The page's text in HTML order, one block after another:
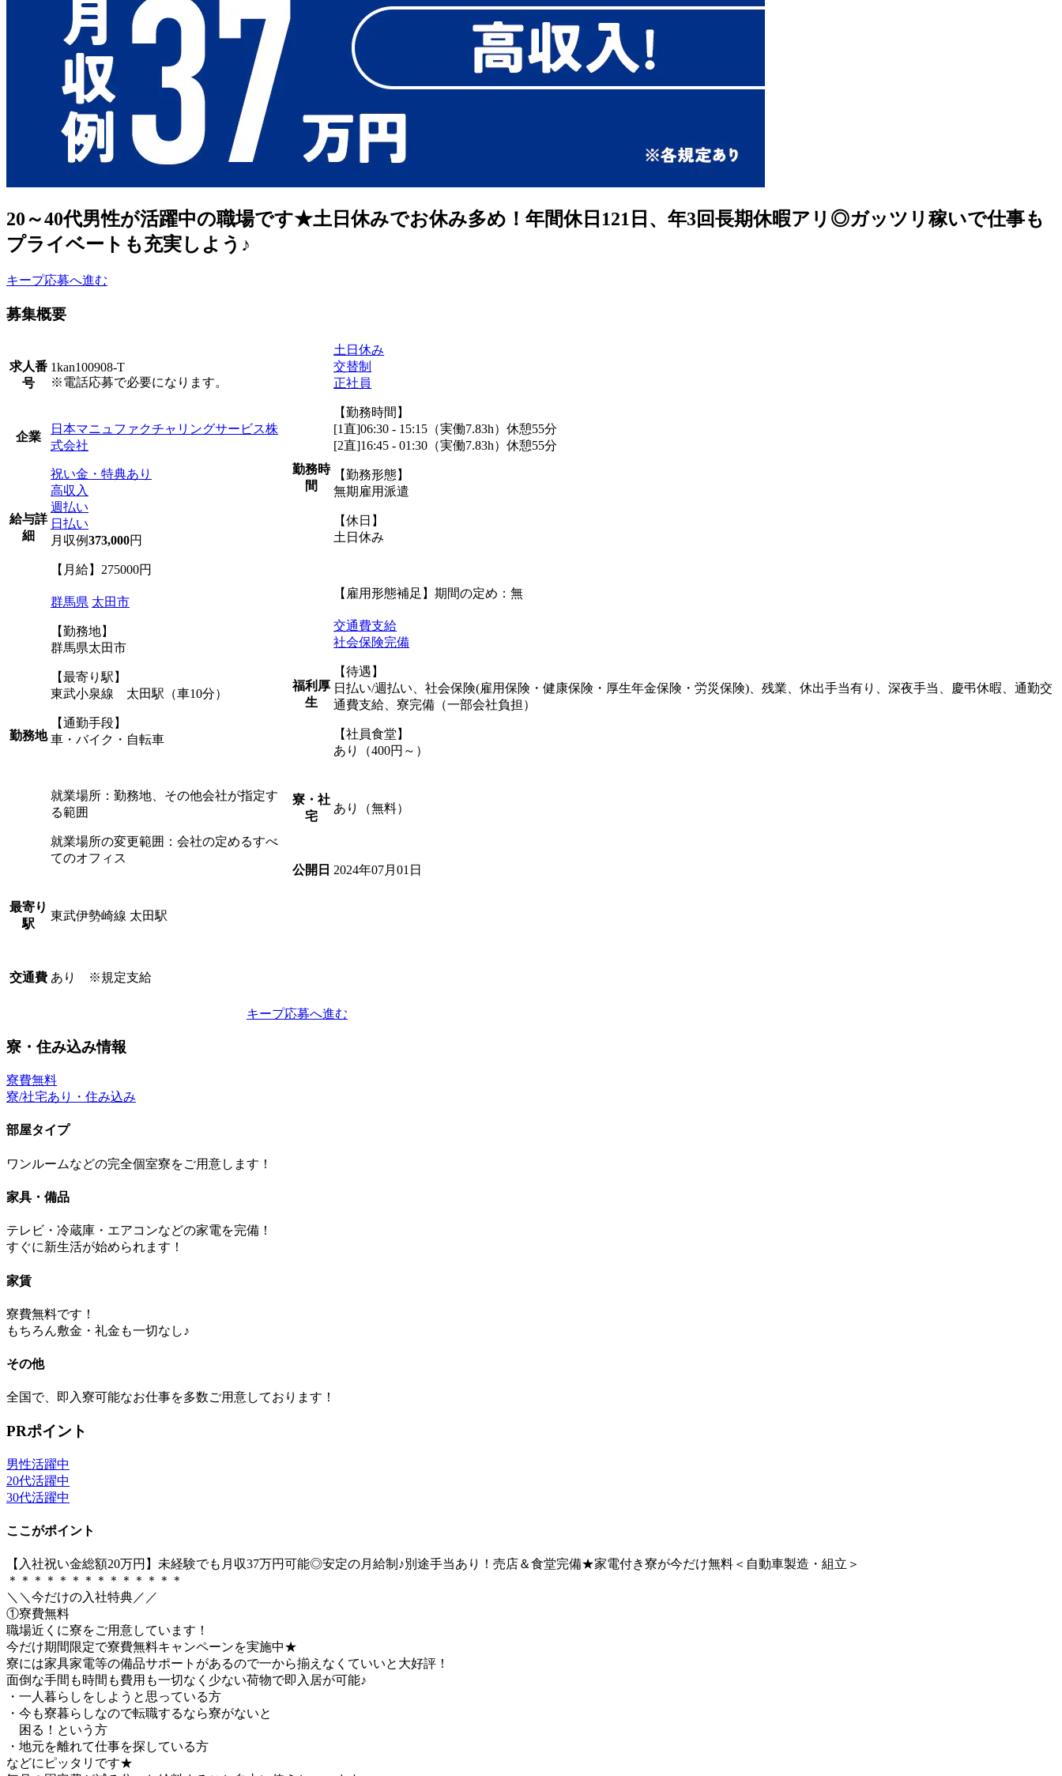
20～40代男性が活躍中の職場です★土日休みでお休み多め！年間休日121日、年3回長期休暇アリ◎ガッツリ稼いで仕事も
プライベートも充実しよう♪
キープ応募へ進む
募集概要
求人番
号
1kan100908-T
※電話応募で必要になります。
企業
日本マニュファクチャリングサービス株
式会社
給与詳
細
祝い金・特典あり
高収入
週払い
日払い
月収例373,000円
【月給】275000円
勤務地
群馬県 太田市
【勤務地】
群馬県太田市
【最寄り駅】
東武小泉線 太田駅（車10分）
【通勤手段】
車・バイク・自転車
就業場所：勤務地、その他会社が指定す
る範囲
就業場所の変更範囲：会社の定めるすべ
てのオフィス
最寄り
駅
東武伊勢崎線 太田駅
交通費 あり ※規定支給
勤務時
間
土日休み
交替制
正社員
【勤務時間】
[1直]06:30 - 15:15（実働7.83h）休憩55分
[2直]16:45 - 01:30（実働7.83h）休憩55分
【勤務形態】
無期雇用派遣
【休日】
土日休み
【雇用形態補足】期間の定め：無
福利厚
生
交通費支給
社会保険完備
【待遇】
日払い/週払い、社会保険(雇用保険・健康保険・厚生年金保険・労災保険)、残業、休出手当有り、深夜手当、慶弔休暇、通勤交
通費支給、寮完備（一部会社負担）
【社員食堂】
あり（400円～）
寮・社
宅
あり（無料）
公開日 2024年07月01日
キープ応募へ進む
寮・住み込み情報
寮費無料
寮/社宅あり・住み込み
部屋タイプ
ワンルームなどの完全個室寮をご用意します！
家具・備品
テレビ・冷蔵庫・エアコンなどの家電を完備！
すぐに新生活が始められます！
家賃
寮費無料です！
もちろん敷金・礼金も一切なし♪
その他
全国で、即入寮可能なお仕事を多数ご用意しております！
PRポイント
男性活躍中
20代活躍中
30代活躍中
ここがポイント
【入社祝い金総額20万円】未経験でも月収37万円可能◎安定の月給制♪別途手当あり！売店＆食堂完備★家電付き寮が今だけ無料＜自動車製造・組立＞
＊＊＊＊＊＊＊＊＊＊＊＊＊＊
＼＼今だけの入社特典／／
①寮費無料
職場近くに寮をご用意しています！
今だけ期間限定で寮費無料キャンペーンを実施中★
寮には家具家電等の備品サポートがあるので一から揃えなくていいと大好評！
面倒な手間も時間も費用も一切なく少ない荷物で即入居が可能♪
・一人暮らしをしようと思っている方
・今も寮暮らしなので転職するなら寮がないと
困る！という方
・地元を離れて仕事を探している方
などにピッタリです★